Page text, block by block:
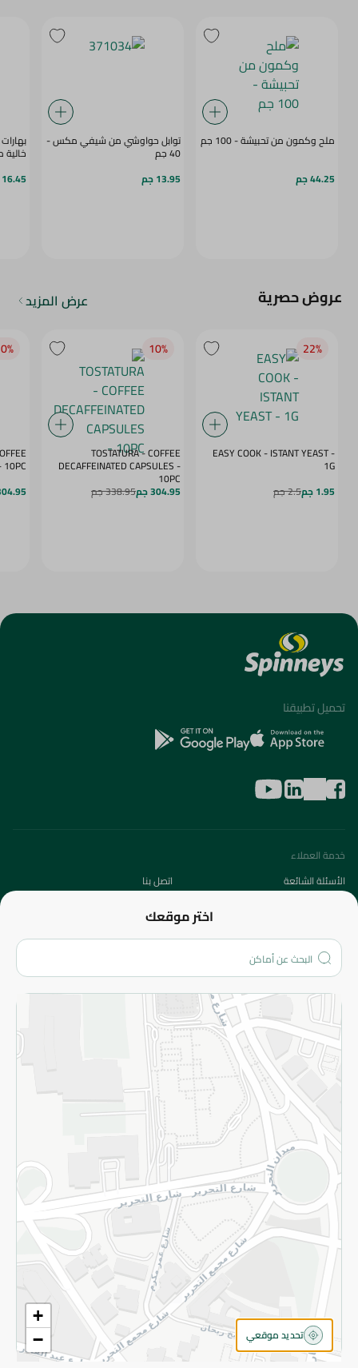
ملح وكمون من تحبيشة - 100 جم
44.25 جم
توابل حواوشي من شيفي مكس -
40 جم
13.95 جم
خالية
16.45 جم
عروض حصرية عرض المزيد
22‎%‎
EASY COOK - ISTANT YEAST -
1G
1.95 جم
2.5 جم
10‎%‎
TOSTATURA - COFFEE
DECAFFEINATED CAPSULES -
10PC
304.95 جم 338.95 جم
VANILLA - 10PC
304.95
اختر موقعك
+
−
تحديد موقعي
تحميل تطبيقنا
خدمة العملاء
الأسئلة الشائعة
اتصل بنا
من نحن؟
الفروع
المزيد
الاسترجاع
سياسة الاستخدام
سياسة الخصوصية
قم بالتسجيل للنشرة
©2026 - Spinneys | جميع الحقوق محفوظة